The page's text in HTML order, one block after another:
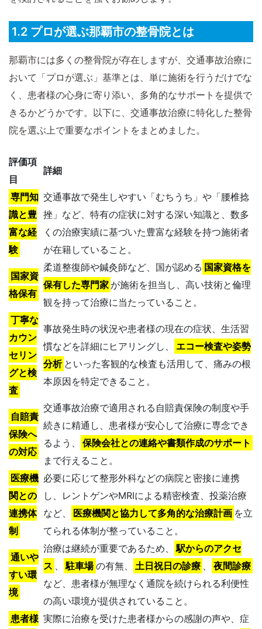
1.2 プロが選ぶ那覇市の整骨院とは
那覇市には多くの整骨院が存在しますが、交通事故治療に
おいて「プロが選ぶ」基準とは、単に施術を行うだけでな
く、患者様の心身に寄り添い、多角的なサポートを提供で
きるかどうかです。以下に、交通事故治療に特化した整骨
院を選ぶ上で重要なポイントをまとめました。
評価項
目
詳細
専門知
識と豊
富な経
験
交通事故で発生しやすい「むちうち」や「腰椎捻
挫」など、特有の症状に対する深い知識と、数多
くの治療実績に基づいた豊富な経験を持つ施術者
が在籍していること。
国家資
格保有
柔道整復師や鍼灸師など、国が認める 国家資格を
保有した専門家 が施術を担当し、高い技術と倫理
観を持って治療に当たっていること。
丁寧な
カウン
セリン
グと検
査
事故発生時の状況や患者様の現在の症状、生活習
慣などを詳細にヒアリングし、
エコー検査や姿勢
分析 といった客観的な検査も活用して、痛みの根
本原因を特定できること。
自賠責
保険へ
の対応
交通事故治療で適用される自賠責保険の制度や手
続きに精通し、患者様が安心して治療に専念でき
るよう、
保険会社との連絡や書類作成のサポート
まで行えること。
医療機
関との
連携体
制
必要に応じて整形外科などの病院と密接に連携
し、レントゲンやMRIによる精密検査、投薬治療
など、
医療機関と協力して多角的な治療計画 を立
てられる体制が整っていること。
通いや
すい環
境
治療は継続が重要であるため、
駅からのアクセ
ス 、 駐車場の有無、 土日祝日の診療 、
夜間診療
など、患者様が無理なく通院を続けられる利便性
の高い環境が提供されていること。
患者様 実際に治療を受けた患者様からの感謝の声や、症